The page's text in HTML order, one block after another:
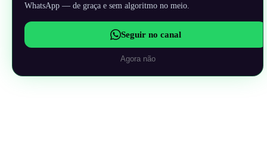
WhatsApp — de graça e sem algoritmo no meio.
Seguir no canal
Agora não